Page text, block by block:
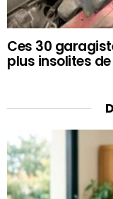
Ces 30
plus insolites